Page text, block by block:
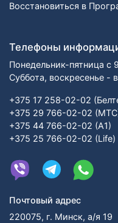
Восстановиться в
Телефоны
Понедельник-пятница с
Суббота, воскресенье -
+375 17 258-02-02
+375 29 766-02-02
+375 44 766-02-02 (А1)
+375 25 766-02-02 (Life)
Почтовый адрес
220075, г. Минск, а/я 19